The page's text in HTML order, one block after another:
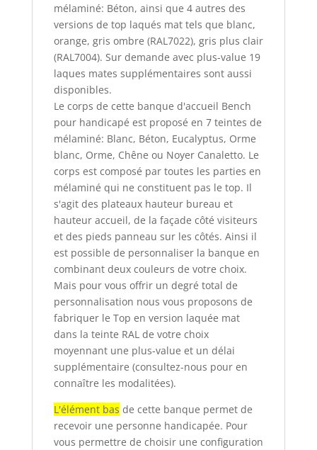
mélaminé: Béton, ainsi que 4 autres des
versions de top laqués mat tels que blanc,
orange, gris ombre (RAL7022), gris plus clair
(RAL7004). Sur demande avec plus-value 19
laques mates supplémentaires sont aussi
disponibles.
Le corps de cette banque d'accueil Bench
pour handicapé est proposé en 7 teintes de
mélaminé: Blanc, Béton, Eucalyptus, Orme
blanc, Orme, Chêne ou Noyer Canaletto. Le
corps est composé par toutes les parties en
mélaminé qui ne constituent pas le top. Il
s'agit des plateaux hauteur bureau et
hauteur accueil, de la façade côté visiteurs
et des pieds panneau sur les côtés. Ainsi il
est possible de personnaliser la banque en
combinant deux couleurs de votre choix.
Mais pour vous offrir un degré total de
personnalisation nous vous proposons de
fabriquer le Top en version laquée mat
dans la teinte RAL de votre choix
moyennant une plus-value et un délai
supplémentaire (consultez-nous pour en
connaître les modalitées).
L'élément bas de cette banque permet de
recevoir une personne handicapée. Pour
vous permettre de choisir une configuration